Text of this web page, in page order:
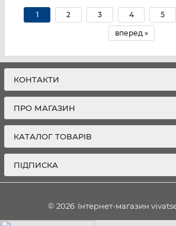
1 2 3 4 5
вперед »
КОНТАКТИ
ПРО МАГАЗИН
КАТАЛОГ ТОВАРІВ
ПІДПИСКА
© 2026 Інтернет-магазин